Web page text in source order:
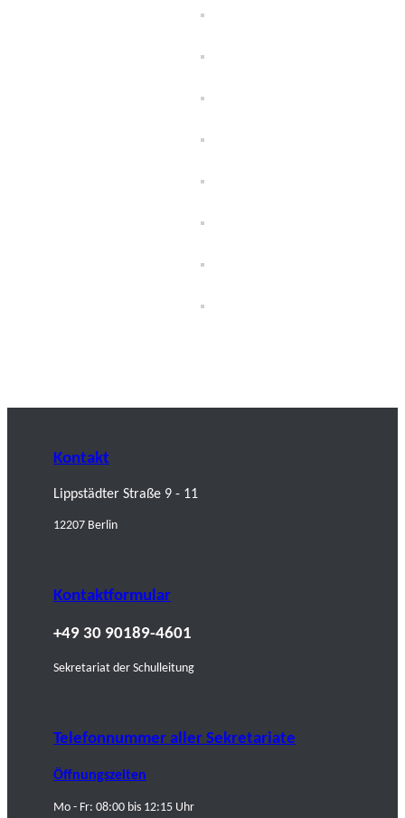
Kontakt
Lippstädter Straße 9 - 11
12207 Berlin
Kontaktformular
+49 30 90189-4601
Sekretariat der Schulleitung
Telefonnummer aller Sekretariate
Öffnungszeiten
Mo - Fr: 08:00 bis 12:15 Uhr